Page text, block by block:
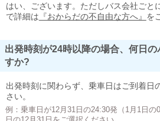
はい、ございます。ただしバス会社ごと
で詳細は 『おからだの不自由な方へ』 を
出発時刻が24時以降の場合、何日
すか?
出発時刻に関わらず、乗車日はご到着日
さい。
例：乗車日が12月31日の24:30発（1月1日